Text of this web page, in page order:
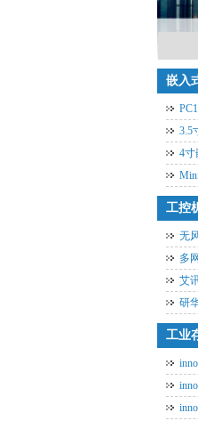
嵌入
3.5
4寸
工控
无
多
艾
研
工业